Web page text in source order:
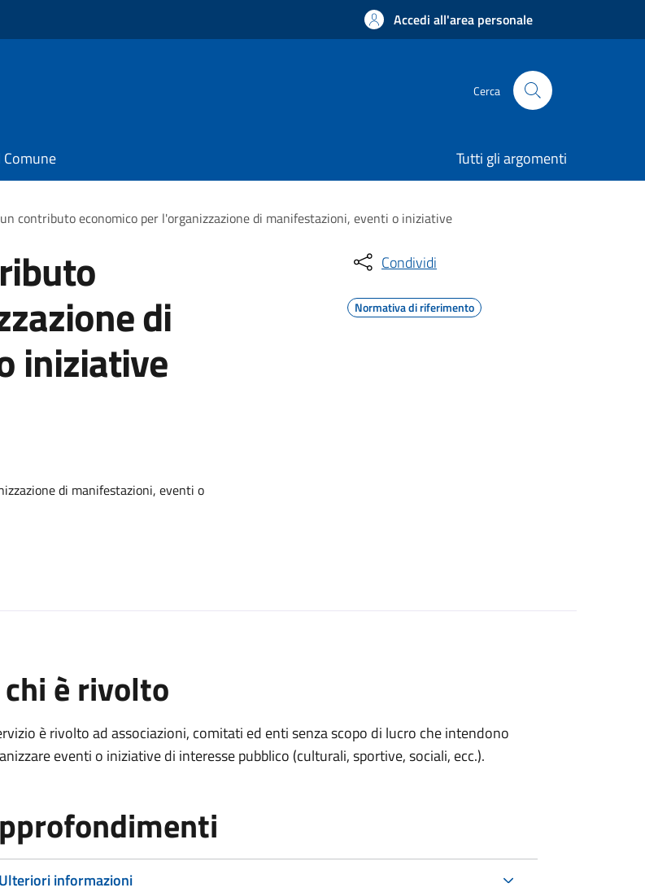
Accedi all'area personale
Cerca
Tutti gli argomenti
contributo economico per l'organizzazione di manifestazioni, eventi o iniziative
di
iniziative
di manifestazioni, eventi o
Condividi
Normativa di riferimento
è rivolto
è rivolto ad associazioni, comitati ed enti senza scopo di lucro che intendono
eventi o iniziative di interesse pubblico (culturali, sportive, sociali, ecc.).
Ulteriori informazioni